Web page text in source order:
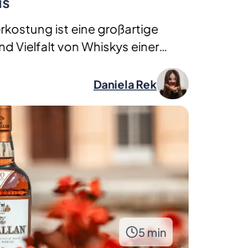
ist eine großartige
Vielfalt von Whiskys einer
Dieser Leitfaden erklärt den
Auswahl bis hin zu Nosing-
Mit Glenfiddich-
Reifung und Fässer die
für Anfänger und Kenner,
zu vertiefen.
Daniela Rek
5min